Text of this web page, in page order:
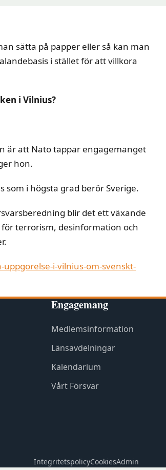
sätta på papper eller så kan man
i stället för att villkora
i Vilnius?
är att Nato tappar engagemanget
hon.
i högsta grad berör Sverige.
blir det ett växande
terrorism, desinformation och
i-vilnius-om-svenskt-
Engagemang
Medlemsinformation
Länsavdelningar
Kalendarium
Vårt Försvar
IntegritetspolicyCookiesAdmin